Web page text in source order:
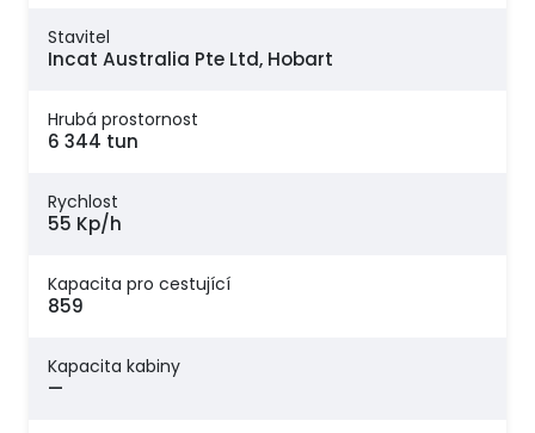
Stavitel
Incat Australia Pte Ltd, Hobart
Hrubá prostornost
6 344 tun
Rychlost
55 Kp/h
Kapacita pro cestující
859
Kapacita kabiny
—